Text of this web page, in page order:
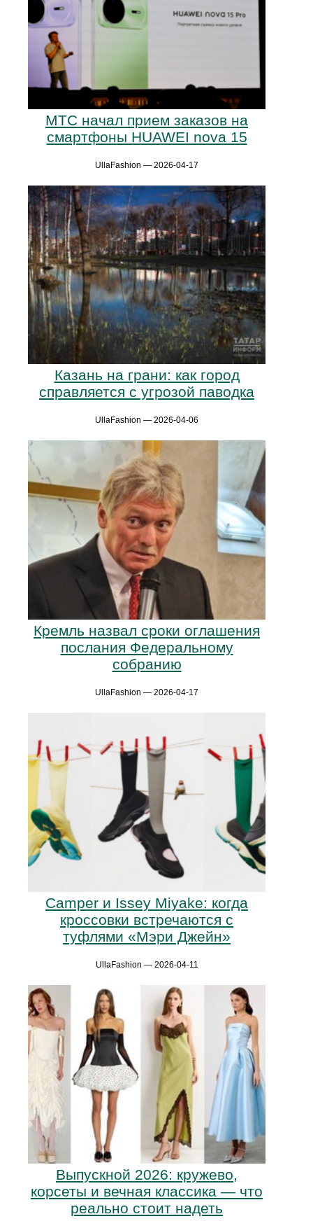
МТС начал прием заказов на
смартфоны HUAWEI nova 15
UllaFashion — 2026-04-17
Казань на грани: как город
справляется с угрозой паводка
UllaFashion — 2026-04-06
Кремль назвал сроки оглашения
послания Федеральному
собранию
UllaFashion — 2026-04-17
Camper и Issey Miyake: когда
кроссовки встречаются с
туфлями «Мэри Джейн»
UllaFashion — 2026-04-11
Выпускной 2026: кружево,
корсеты и вечная классика — что
реально стоит надеть